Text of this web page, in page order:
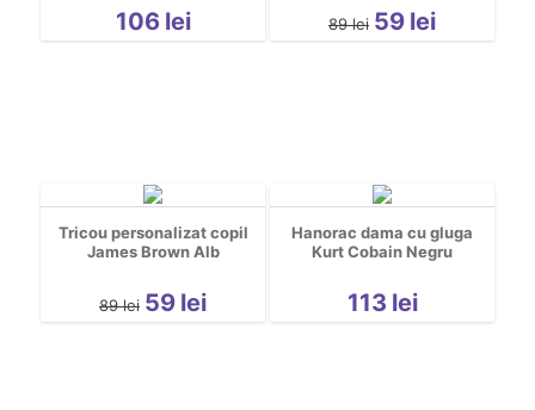
106 lei 89 lei 59 lei
Tricou personalizat copil
James Brown Alb
89 lei 59 lei
Hanorac dama cu gluga
Kurt Cobain Negru
113 lei